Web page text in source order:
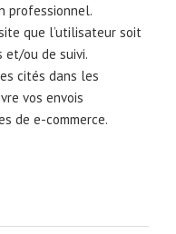
professionnel.
que l’utilisateur soit
et/ou de suivi.
cités dans les
vos envois
de e-commerce.